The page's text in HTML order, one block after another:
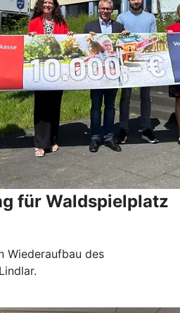
für Waldspielplatz
Wiederaufbau des